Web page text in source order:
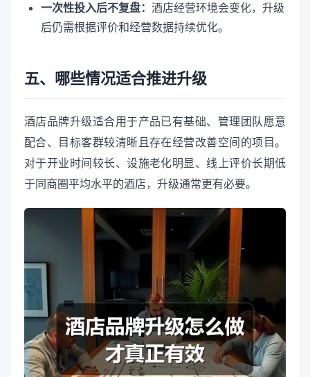
一次性投入后不复盘： 酒店经营环境会变化，升级
后仍需根据评价和经营数据持续优化。
五、哪些情况适合推进升级
酒店品牌升级适合用于产品已有基础、管理团队愿意
配合、目标客群较清晰且存在经营改善空间的项目。
对于开业时间较长、设施老化明显、线上评价长期低
于同商圈平均水平的酒店，升级通常更有必要。